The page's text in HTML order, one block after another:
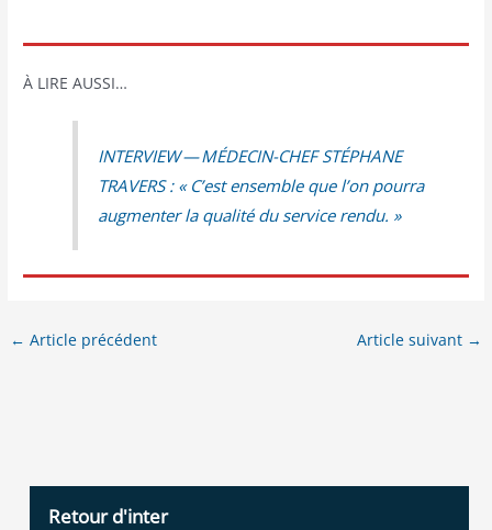
À LIRE AUSSI…
INTERVIEW — MÉDECIN-CHEF STÉPHANE
TRAVERS : « C’est ensemble que l’on pour­ra
aug­men­ter la qua­li­té du ser­vice rendu. »
← Article précédent Article suivant →
Retour d'inter